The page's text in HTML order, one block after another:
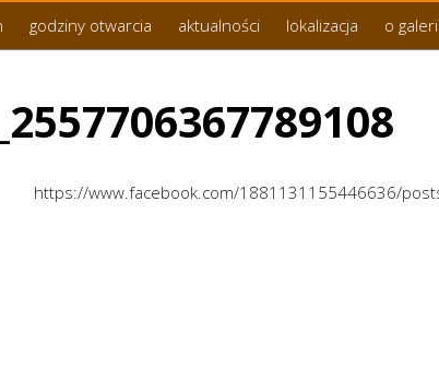
godziny otwarcia aktualności lokalizacja o
https://www.facebook.com/1881131155446636/